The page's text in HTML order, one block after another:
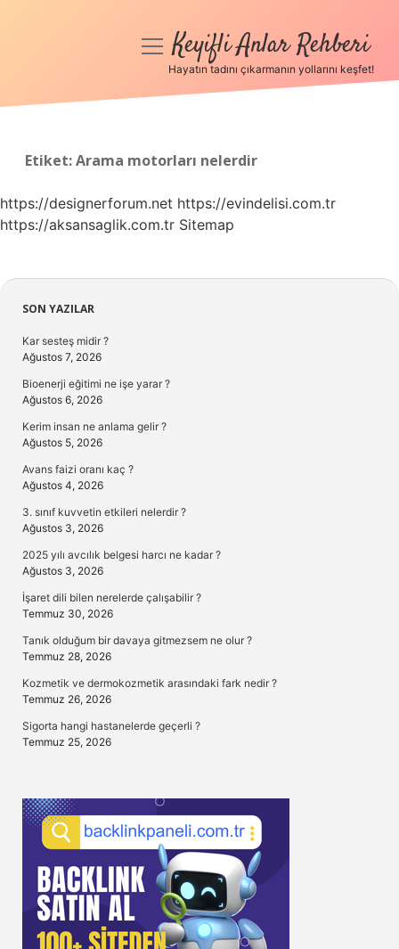
Anasayfa
Hakkımızda
menüyüKeyifli Anlar Rehberi
Hayatın tadını çıkarmanın yollarını keşfet!
Etiket:Arama motorları nelerdir
https://designerforum.net https://evindelisi.com.tr
https://aksansaglik.com.tr Sitemap
Sidebar
SON YAZILAR
Kar sesteş midir ?
Ağustos 7, 2026
Bioenerji eğitimi ne işe yarar ?
Ağustos 6, 2026
Kerim insan ne anlama gelir ?
Ağustos 5, 2026
Avans faizi oranı kaç ?
Ağustos 4, 2026
3. sınıf kuvvetin etkileri nelerdir ?
Ağustos 3, 2026
2025 yılı avcılık belgesi harcı ne kadar ?
Ağustos 3, 2026
İşaret dili bilen nerelerde çalışabilir ?
Temmuz 30, 2026
Tanık olduğum bir davaya gitmezsem ne olur ?
Temmuz 28, 2026
Kozmetik ve dermokozmetik arasındaki fark nedir ?
Temmuz 26, 2026
Sigorta hangi hastanelerde geçerli ?
Temmuz 25, 2026